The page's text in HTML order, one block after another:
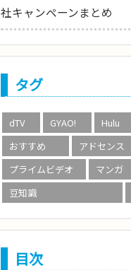
社キャンペーンまとめ
タグ
dTV GYAO! Hulu
おすすめ
アドセンス
プライムビデオ
マンガ
豆知識
目次